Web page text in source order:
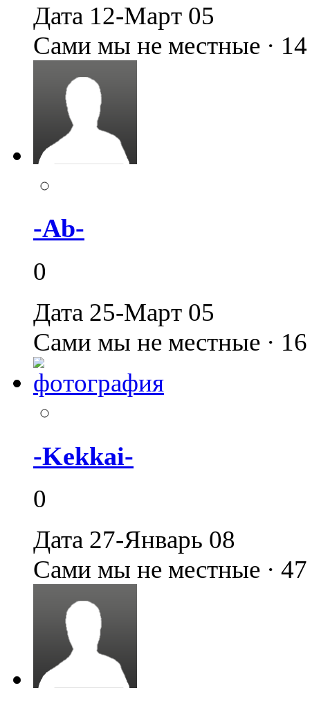
Дата 12-Март 05
Сами мы не местные ·
-Ab-
0
Дата 25-Март 05
Сами мы не местные ·
-Kekkai-
0
Дата 27-Январь 08
Сами мы не местные ·